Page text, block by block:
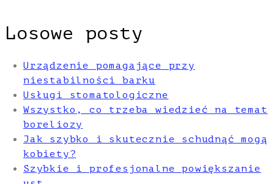
Losowe posty
Urządzenie pomagające przy
niestabilności barku
Usługi stomatologiczne
Wszystko, co trzeba wiedzieć na temat
boreliozy
Jak szybko i skutecznie schudnąć mogą
kobiety?
Szybkie i profesjonalne powiększanie